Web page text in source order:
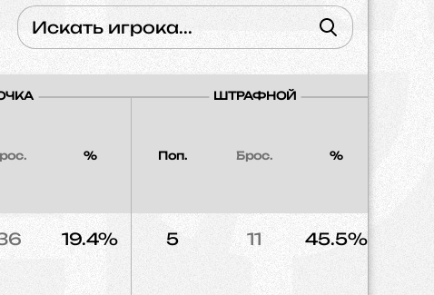
%
ШТРАФНОЙ
Поп. Брос. %
19.4% 5 11 45.5%